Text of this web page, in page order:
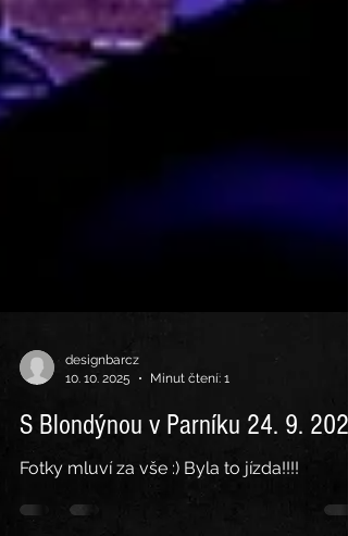
10. 10. 2025
Minut čtení: 1
S Blondýnou v Parníku 24. 9. 2025
Fotky mluví za vše :) Byla to jízda!!!!